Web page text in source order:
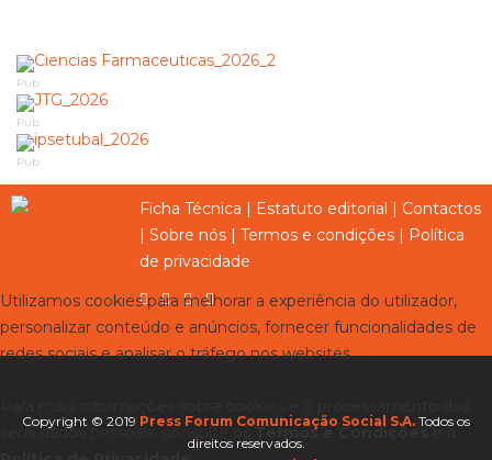
Pub
Pub
Pub
Ficha Técnica | Estatuto editorial | Contactos
| Sobre nós | Termos e condições | Política
de privacidade
Copyright © 2019 Press Forum Comunicação Social S.A. Todos os
direitos reservados.
Utilizamos cookies para melhorar a experiência do utilizador,
personalizar conteúdo e anúncios, fornecer funcionalidades de
redes sociais e analisar o tráfego nos websites.
seus dados pessoais, consulte osTermos e Condiçõese a